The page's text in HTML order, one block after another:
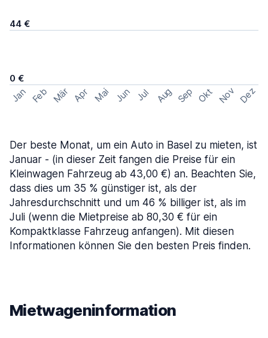
44 €
0 €
Jan Feb Mär Apr Mai Jun Jul Aug Sep Okt Nov Dez
Der beste Monat, um ein Auto in Basel zu mieten, ist
Januar - (in dieser Zeit fangen die Preise für ein
Kleinwagen Fahrzeug ab 43,00 €) an. Beachten Sie,
dass dies um 35 % günstiger ist, als der
Jahresdurchschnitt und um 46 % billiger ist, als im
Juli (wenn die Mietpreise ab 80,30 € für ein
Kompaktklasse Fahrzeug anfangen). Mit diesen
Informationen können Sie den besten Preis finden.
Mietwageninformation